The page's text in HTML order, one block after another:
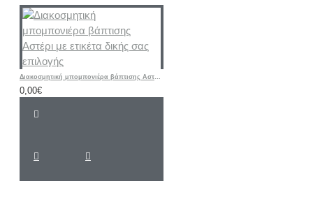
Διακοσμητική μπομπονιέρα βάπτισης Αστέρι με ετικέτα δικής σας επιλογής
0,00€